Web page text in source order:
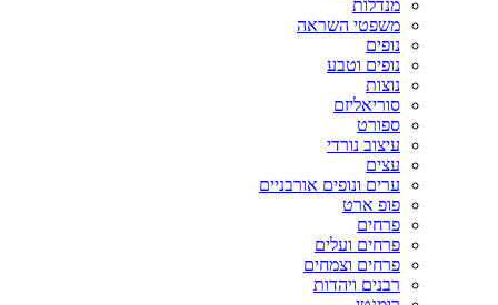
מנדלות
משפטי השראה
נופים
נופים וטבע
נוצות
סוריאליזם
ספורט
עיצוב נורדי
עצים
ערים ונופים אורבניים
פופ ארט
פרחים
פרחים ועלים
פרחים וצמחים
רבנים ויהדות